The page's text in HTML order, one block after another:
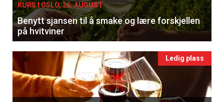
KURS I OSLO, 26. AUGUST
Benytt sjansen til å smake og lære forskjellen
på hvitviner
Ledig plass